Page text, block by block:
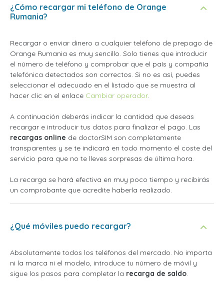
¿Cómo recargar mi teléfono de Orange
Rumania?
Recargar o enviar dinero a cualquier teléfono de prepago de
Orange Rumania es muy sencillo. Solo tienes que introducir
el número de teléfono y comprobar que el país y compañía
telefónica detectados son correctos. Si no es así, puedes
seleccionar el adecuado en el listado que se muestra al
hacer clic en el enlace Cambiar operador.
A continuación deberás indicar la cantidad que deseas
recargar e introducir tus datos para finalizar el pago. Las
recargas online de doctorSIM son completamente
transparentes y se te indicará en todo momento el coste del
servicio para que no te lleves sorpresas de última hora.
La recarga se hará efectiva en muy poco tiempo y recibirás
un comprobante que acredite haberla realizado.
¿Qué móviles puedo recargar?
Absolutamente todos los teléfonos del mercado. No importa
ni la marca ni el modelo, introduce tu número de móvil y
sigue los pasos para completar la recarga de saldo.